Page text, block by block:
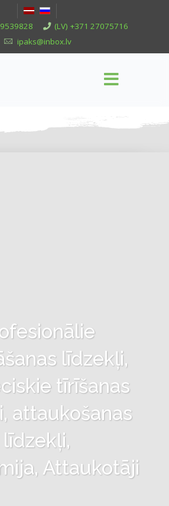
(LV) +371 27075716
ipaks@inbox.lv
līdzekļi,
tīrīšanas
attaukošanas
līdzekļi,
Attaukotāji